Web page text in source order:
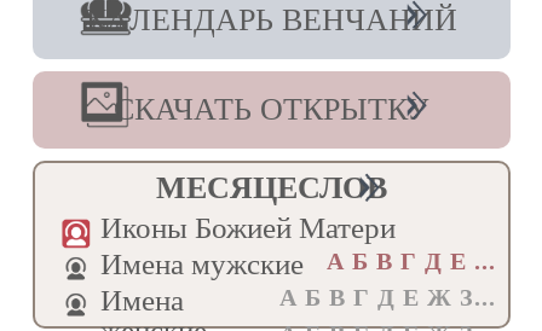
КАЛЕНДАРЬ ВЕНЧАНИЙ
СКАЧАТЬ ОТКРЫТКУ
МЕСЯЦЕСЛОВ
Иконы Божией Матери
А Б В Г Д E ...
Имена мужские
А Б В Г Д Е Ж З...
Имена
Труды́ и по́двиги со страстьми́ по чистоте́
твое́й ви́дя, свя́те,/ кто не удиви́тся?/ Глад бо,
темни́цу и ра́ны прие́мля,/ не порабо́тился
еси́ сласте́м ля́ховицы,/ но, я́ко царь,
страстьми́ облада́яй,/ ны́не и тогда́
возпросла́вился еси́ от Всеви́дящаго
челове́ческая сердца́,/ от Него́же во
искуше́ниих всем посо́бствовати благода́ть
прие́м,/ посо́бствуй и нам, твою́ па́мять
чту́щим,// Моисе́е преподо́бне.
Кондак, глас 3
В Вы́шних Еди́наго Бо́га ища́,/ земна́я вся
презре́л еси́,/ о телеси́ свое́м неради́в,/ на
му́ки му́жески себе́ вдал еси́,/ глад, жа́жду,